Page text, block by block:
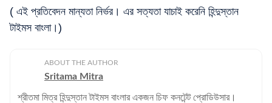
( এই প্রতিবেদন মান্যতা নির্ভর। এর সত্যতা যাচাই করেনি হিন্দুস্তান
টাইমস বাংলা।)
ABOUT THE AUTHOR
Sritama Mitra
শ্রীতমা মিত্র হিন্দুস্তান টাইমস বাংলার একজন চিফ কনটেন্ট প্রোডিউসার।